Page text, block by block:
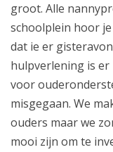
groot. Alle
schoolplein hoor
dat ie er
hulpverlening is
voor
misgegaan. We
ouders maar we
mooi zijn om te